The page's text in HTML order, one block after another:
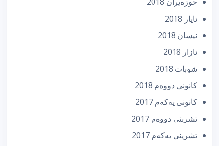
ئایار 2018
نیسان 2018
ئازار 2018
شوبات 2018
كانونی دووه‌م 2018
كانونی یه‌كه‌م 2017
تشرینی دووه‌م 2017
تشرینی یه‌كه‌م 2017